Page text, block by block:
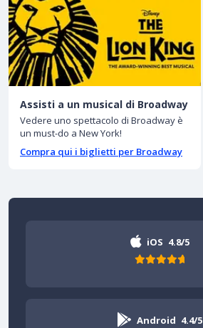
Assisti a un musical di Broadway
Vedere uno spettacolo di Broadway è
un must-do a New York!
Compra qui i biglietti per Broadway
iOS 4.8/5
Android 4.4/5